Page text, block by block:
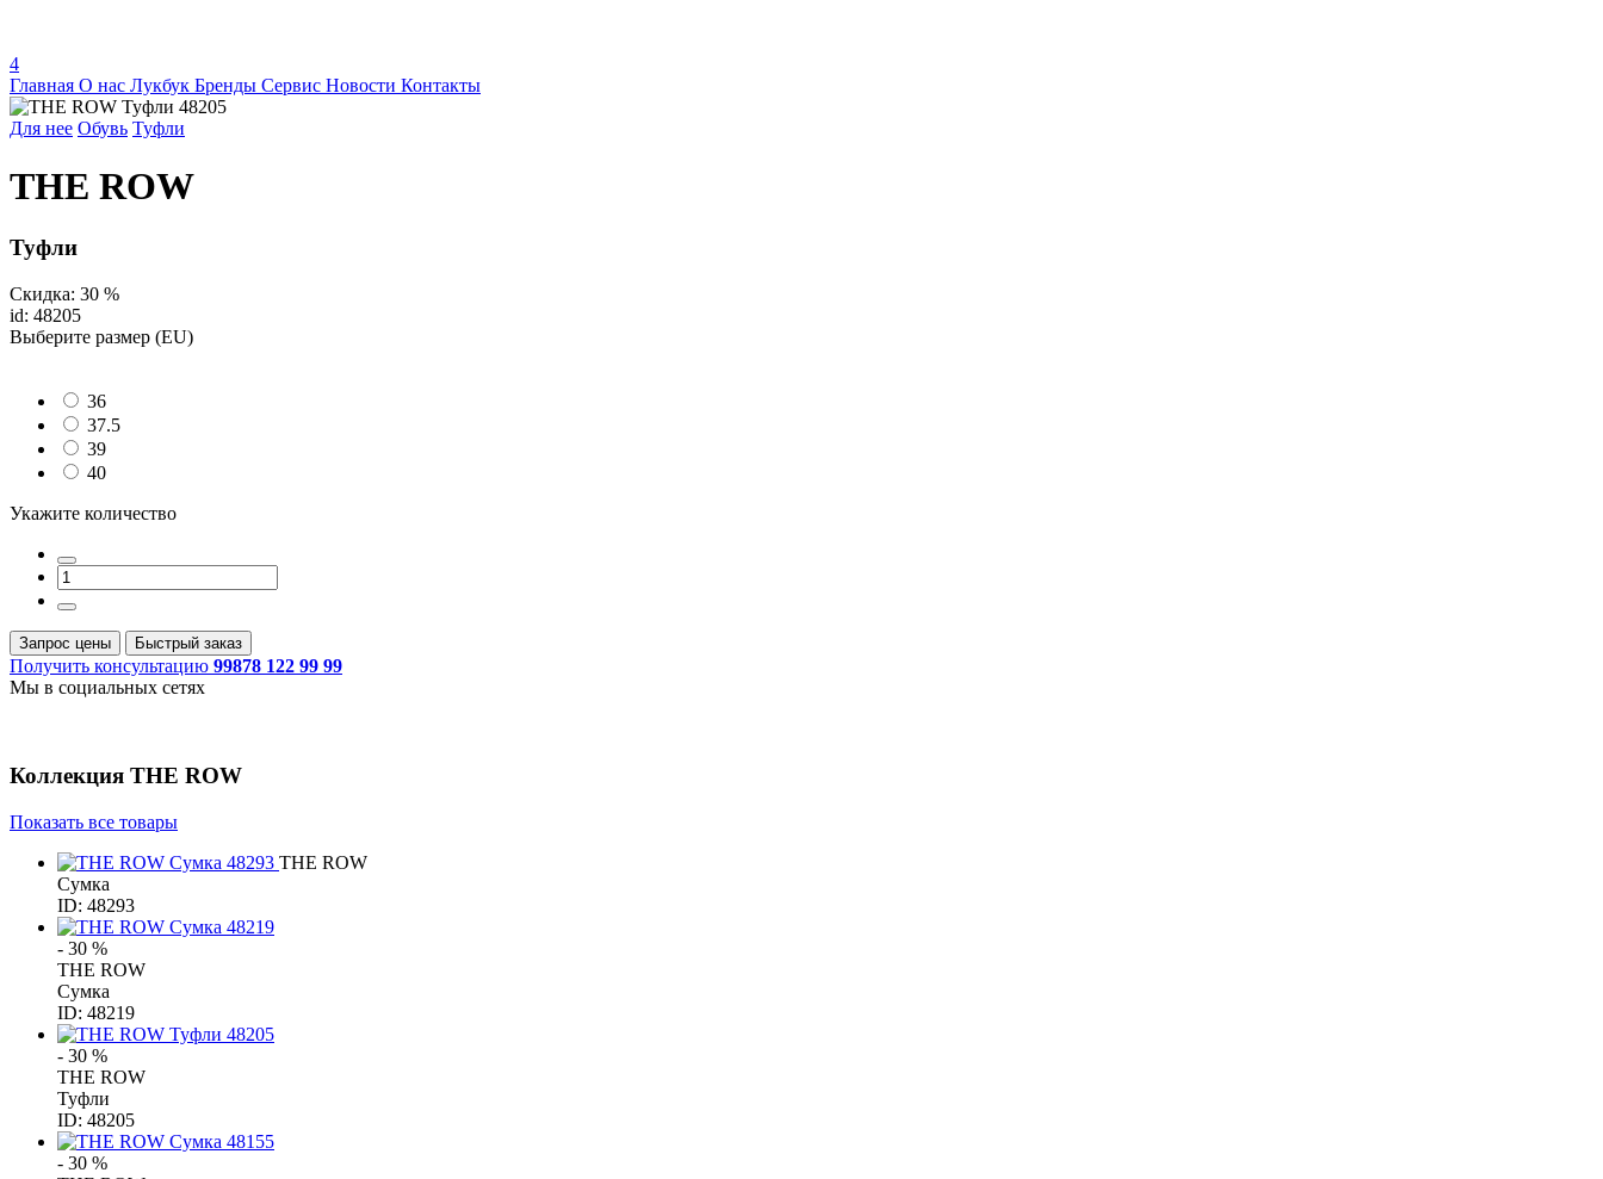
4
Главная О нас Лукбук Бренды Сервис Новости Контакты
Для нее Обувь Туфли
THE ROW
Туфли
Скидка: 30 %
id: 48205
Выберите размер (EU)
36
37.5
39
40
Укажите количество
Запрос цены Быстрый заказ
Получить консультацию 99878 122 99 99
Мы в социальных сетях
Коллекция THE ROW
Показать все товары
THE ROW
Сумка
ID: 48293
- 30 %
THE ROW
Сумка
ID: 48219
- 30 %
THE ROW
Туфли
ID: 48205
- 30 %